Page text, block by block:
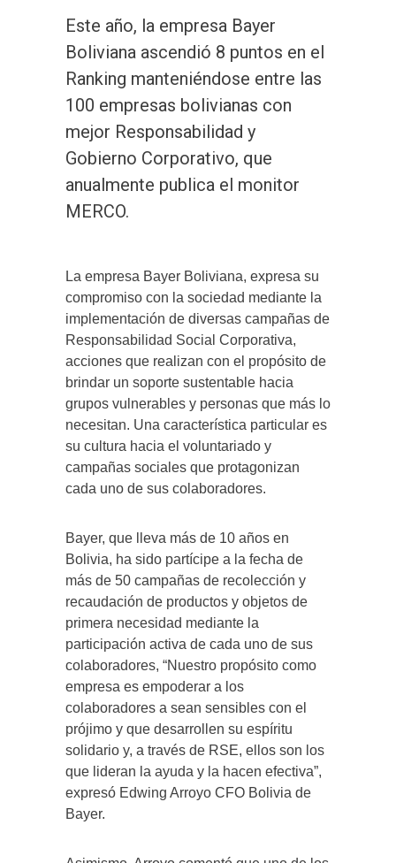
Este año, la empresa Bayer
Boliviana ascendió 8 puntos en el
Ranking manteniéndose entre las
100 empresas bolivianas con
mejor Responsabilidad y
Gobierno Corporativo, que
anualmente publica el monitor
MERCO.
La empresa Bayer Boliviana, expresa su
compromiso con la sociedad mediante la
implementación de diversas campañas de
Responsabilidad Social Corporativa,
acciones que realizan con el propósito de
brindar un soporte sustentable hacia
grupos vulnerables y personas que más lo
necesitan. Una característica particular es
su cultura hacia el voluntariado y
campañas sociales que protagonizan
cada uno de sus colaboradores.
Bayer, que lleva más de 10 años en
Bolivia, ha sido partícipe a la fecha de
más de 50 campañas de recolección y
recaudación de productos y objetos de
primera necesidad mediante la
participación activa de cada uno de sus
colaboradores, “Nuestro propósito como
empresa es empoderar a los
colaboradores a sean sensibles con el
prójimo y que desarrollen su espíritu
solidario y, a través de RSE, ellos son los
que lideran la ayuda y la hacen efectiva”,
expresó Edwing Arroyo CFO Bolivia de
Bayer.